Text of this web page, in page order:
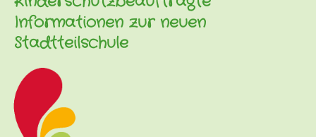
Informationen zur neuen
Stadtteilschule